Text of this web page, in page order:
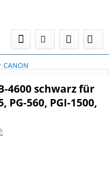
CANON
4600 schwarz für
PG-560, PGI-1500,